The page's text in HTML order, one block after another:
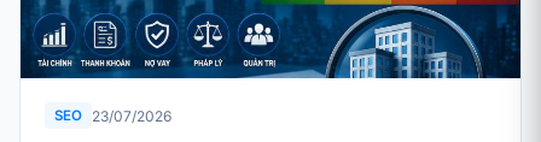
SEO 23/07/2026